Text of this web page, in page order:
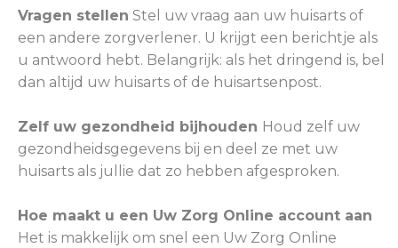
Vragen stellen Stel uw vraag aan uw huisarts of
een andere zorgverlener. U krijgt een berichtje als
u antwoord hebt. Belangrijk: als het dringend is, bel
dan altijd uw huisarts of de huisartsenpost.
Zelf uw gezondheid bijhouden Houd zelf uw
gezondheidsgegevens bij en deel ze met uw
huisarts als jullie dat zo hebben afgesproken.
Hoe maakt u een Uw Zorg Online account aan
Het is makkelijk om snel een Uw Zorg Online